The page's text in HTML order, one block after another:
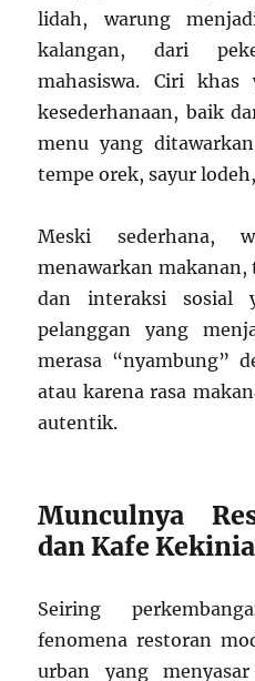
lidah, warung
kalangan, dari
mahasiswa. Ciri khas
kesederhanaan, baik
menu yang
tempe orek, sayur
Meski sederhana,
menawarkan makanan,
dan interaksi sosial
pelanggan yang
merasa “nyambung”
atau karena rasa
autentik.
Munculnya
dan Kafe
Seiring
fenomena restoran
urban yang